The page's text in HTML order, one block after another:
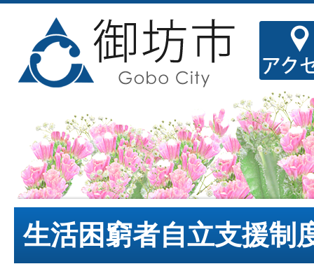
生活困窮者自立支援制